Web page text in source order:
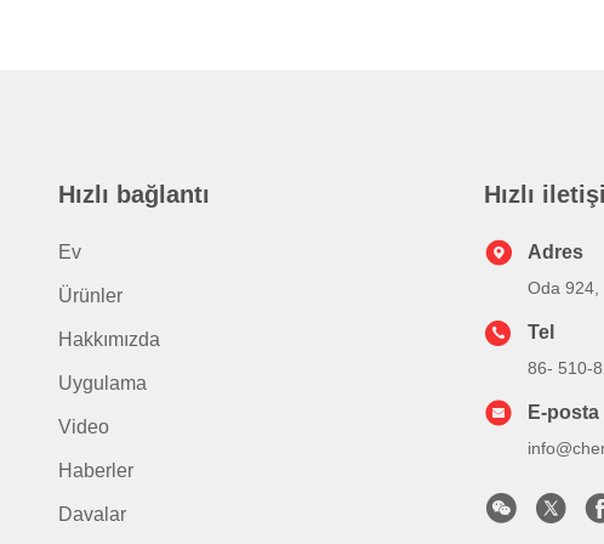
Hızlı bağlantı
Ev
Ürünler
Hakkımızda
Uygulama
Video
Haberler
Davalar
Hızlı
Adres
Oda 924,
Tel
86- 510-
E-posta